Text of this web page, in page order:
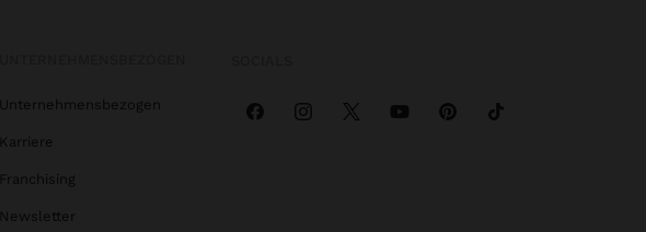
Unternehmensbezogen
Karriere
Franchising
Newsletter